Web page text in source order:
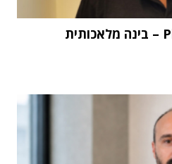
"העתיד הוא Physical AI – בינה מלאכותית